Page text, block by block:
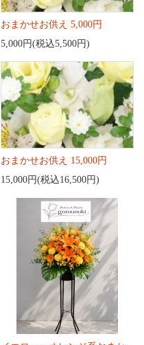
おまかせお供え 5,000円
5,000円(税込5,500円)
おまかせお供え 15,000円
15,000円(税込16,500円)